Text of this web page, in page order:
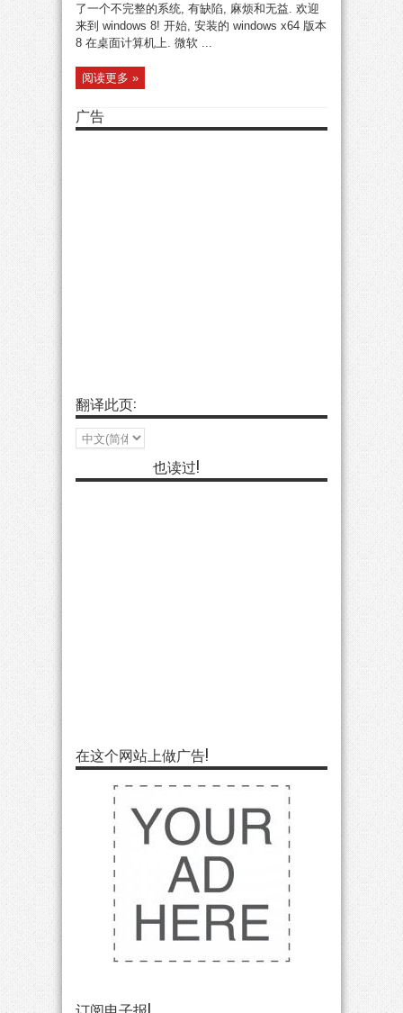
了一个不完整的系统, 有缺陷, 麻烦和无益. 欢迎
来到 windows 8! 开始, 安装的 windows x64 版本
8 在桌面计算机上. 微软 ...
阅读更多 »
广告
翻译此页:
也读过!
在这个网站上做广告!